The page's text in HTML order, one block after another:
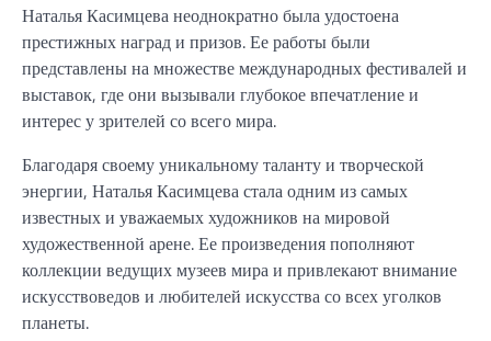
Наталья Касимцева неоднократно была удостоена
престижных наград и призов. Ее работы были
представлены на множестве международных фестивалей и
выставок, где они вызывали глубокое впечатление и
интерес у зрителей со всего мира.
Благодаря своему уникальному таланту и творческой
энергии, Наталья Касимцева стала одним из самых
известных и уважаемых художников на мировой
художественной арене. Ее произведения пополняют
коллекции ведущих музеев мира и привлекают внимание
искусствоведов и любителей искусства со всех уголков
планеты.